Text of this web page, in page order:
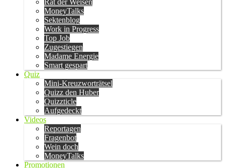
Rat der Weisen
MoneyTalks
Sektenblog
Work in Progress
Top Job
Zugestiegen
Madame Energie
Smart gespart
Quiz
Mini-Kreuzworträtsel
Quizz den Huber
Quizzticle
Aufgedeckt
Videos
Reportagen
Fragenbot
Wein doch
MoneyTalks
Promotionen